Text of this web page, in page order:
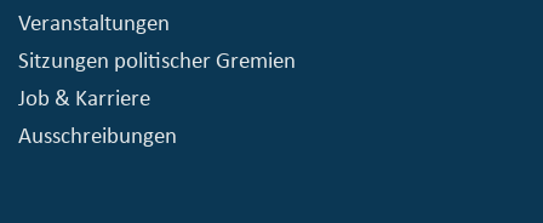
Veranstaltungen
Sitzungen politischer Gremien
Job & Karriere
Ausschreibungen